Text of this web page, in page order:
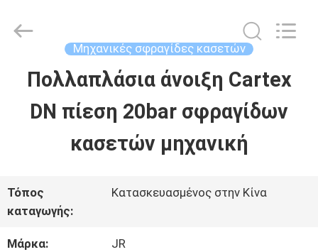
ΣΠΊΤΙ
ΒΊΝΤΕΟ
ΠΕΡΊΠΟΥ
International
Reserved.
Μηχανικές σφραγίδες κασετών
Πολλαπλάσια άνοιξη Cartex
DN πίεση 20bar σφραγίδων
κασετών μηχανική
Τόπος
καταγωγής:
Κατασκευασμένος στην Κίνα
Μάρκα: JR